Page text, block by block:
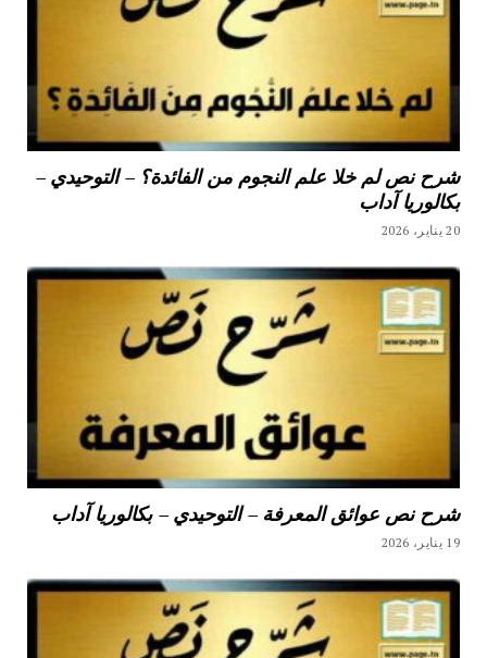
شرح نص لم خلا علم النجوم من الفائدة؟ – التوحيدي –
بكالوريا آداب
20 يناير، 2026
شرح نص عوائق المعرفة – التوحيدي – بكالوريا آداب
19 يناير، 2026